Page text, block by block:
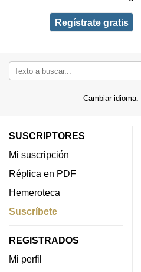
Regístrate gratis
Cambiar idioma:
SUSCRIPTORES
Mi suscripción
Réplica en PDF
Hemeroteca
Suscríbete
REGISTRADOS
Mi perfil